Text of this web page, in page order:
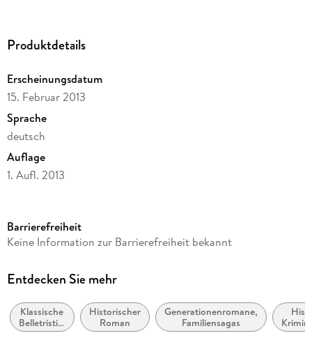
Produktdetails
Erscheinungsdatum
15. Februar 2013
Sprache
deutsch
Auflage
1. Aufl. 2013
Laufzeit
Autor/Autorin
Herausgegeben von
Lübbe Audio Bastei Lübbe GmbH & Co. KG Köln
Barrierefreiheit
Keine Information zur Barrierefreiheit bekannt
Entdecken Sie mehr
Klassische
Belletristik:
allgemein
Historischer
Roman
Generationenromane,
Familiensagas
und